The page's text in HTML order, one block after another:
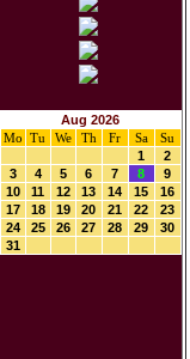
Aug 2026
Mo
Tu We Th Fr Sa
Su
1
2
3
4 5 6 7 8
9
10
11 12 13 14 15
16
17
18 19 20 21 22
23
24
25 26 27 28 29
30
31